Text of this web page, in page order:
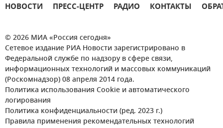
НОВОСТИ ПРЕСС-ЦЕНТР РАДИО КОНТАКТЫ
© 2026 МИА «Россия сегодня»
Сетевое издание РИА Новости зарегистрировано в
Федеральной службе по надзору в сфере связи,
информационных технологий и массовых коммуникаций
(Роскомнадзор) 08 апреля 2014 года.
Политика использования Cookie и автоматического
логирования
Политика конфиденциальности (ред. 2023 г.)
Правила применения рекомендательных технологий